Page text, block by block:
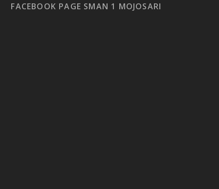
FACEBOOK PAGE SMAN 1 MOJOSARI